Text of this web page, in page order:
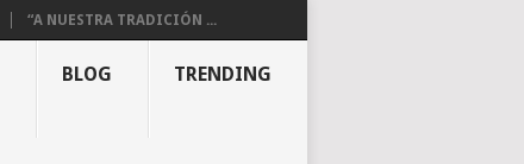
“A NUESTRA TRADICIÓN ...
BLOG TRENDING